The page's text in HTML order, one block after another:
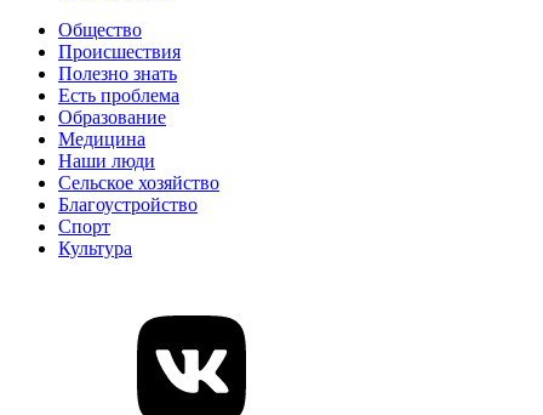
Общество
Происшествия
Полезно знать
Есть проблема
Образование
Медицина
Наши люди
Сельское хозяйство
Благоустройство
Спорт
Культура